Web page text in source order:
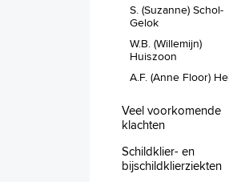
S. (Suzanne) Schol-
Gelok
W.B. (Willemijn)
Huiszoon
A.F. (Anne Floor)
Veel voorkomende
klachten
Schildklier- en
bijschildklierziekten